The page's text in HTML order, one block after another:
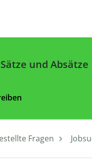
und Absätze
Fragen